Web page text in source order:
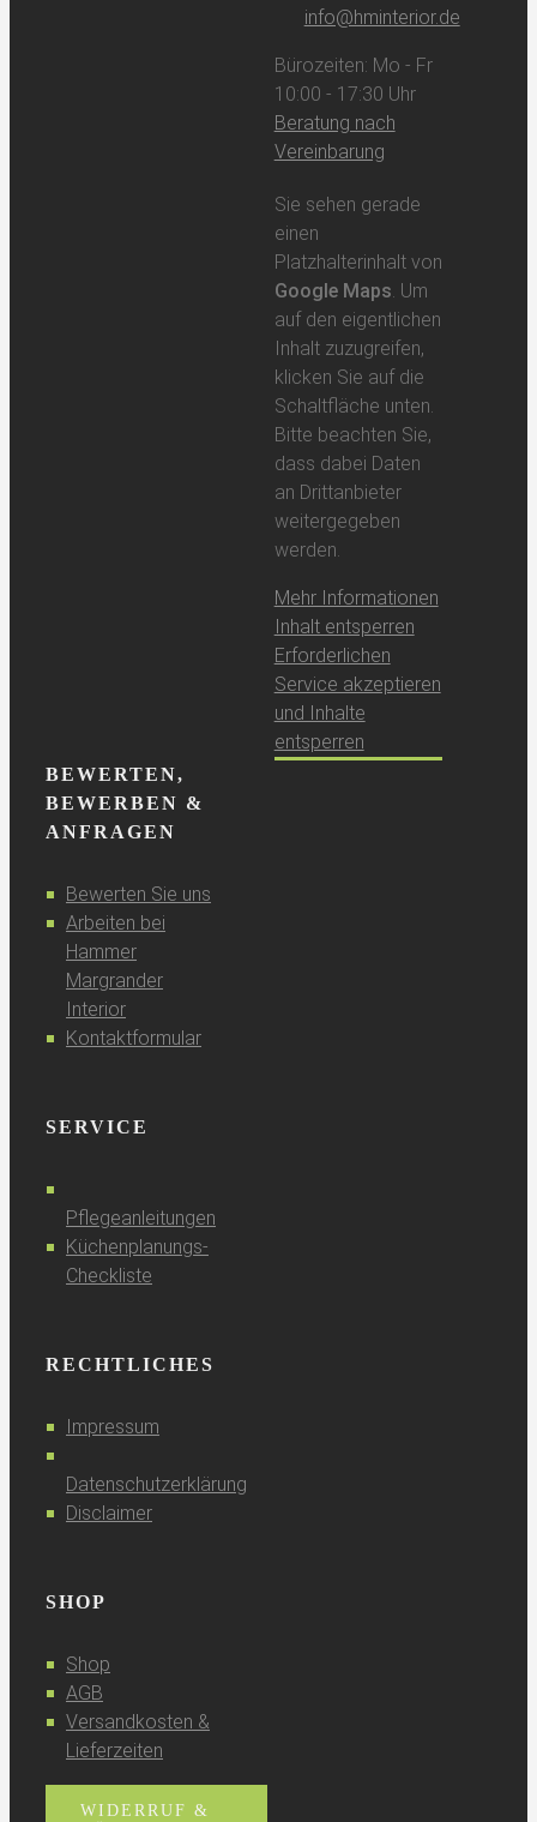
info@hminterior.de
Bürozeiten: Mo - Fr
10:00 - 17:30 Uhr
Beratung nach
Vereinbarung
Sie sehen gerade
einen
Platzhalterinhalt von
Google Maps. Um
auf den eigentlichen
Inhalt zuzugreifen,
klicken Sie auf die
Schaltfläche unten.
Bitte beachten Sie,
dass dabei Daten
an Drittanbieter
weitergegeben
werden.
Mehr Informationen
Inhalt entsperren
Erforderlichen
Service akzeptieren
und Inhalte
entsperren
BEWERTEN,
BEWERBEN &
ANFRAGEN
Bewerten Sie uns
Arbeiten bei
Hammer
Margrander
Interior
Kontaktformular
SERVICE
Pflegeanleitungen
Küchenplanungs-
Checkliste
RECHTLICHES
Impressum
Datenschutzerklärung
Disclaimer
SHOP
Shop
AGB
Versandkosten &
Lieferzeiten
WIDERRUF &